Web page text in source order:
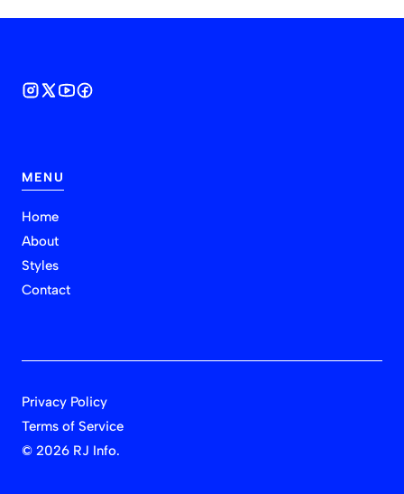
MENU
Home
About
Styles
Contact
© 2026 RJ Info.
Privacy Policy
Terms of Service